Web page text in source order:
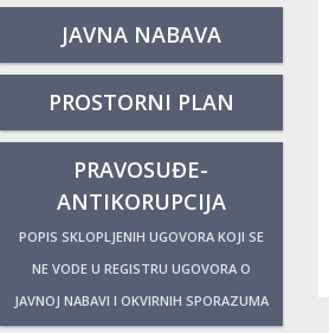
JAVNA NABAVA
PROSTORNI PLAN
PRAVOSUĐE-
ANTIKORUPCIJA
POPIS SKLOPLJENIH UGOVORA KOJI SE
NE VODE U REGISTRU UGOVORA O
JAVNOJ NABAVI I OKVIRNIH SPORAZUMA